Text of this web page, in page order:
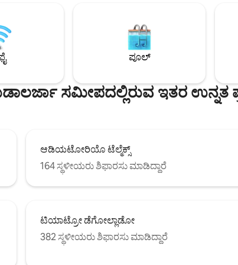
ಬಾಗಿಲ ಬಳಿ ಖಾಸಗಿ ಪಾರ್ಕಿಂಗ್. ಅತ್ಯುತ್ತಮ
ಡೆಲ್ ಸೋಲ್‌ನಿಂದ 5 ನಿಮಿಷಗಳು ಮತ್ತು
ಪ್ರವೇಶ.
ಭದ್ರತಾ ಕ್ಯಾಮರಾಗಳು.
ಅಥವಾ ಕೂಟಗಳಿಲ್ಲ.
ನಾವು ಗುರುತನ್ನು
INE ಅವಧಿ ಮುಗಿದಿಲ್ಲ.
ಪೂಲ್
ಸಮೀಪದಲ್ಲಿರುವ ಇತರ ಉನ್ನತ
ಆಡಿಯಟೋರಿಯೊ ಟೆಲ್ಮೆಕ್ಸ್
164 ಸ್ಥಳೀಯರು ಶಿಫಾರಸು ಮಾಡಿದ್ದಾರೆ
ಟಿಯಾಟ್ರೋ ಡೆಗೋಲ್ಲಾಡೋ
382 ಸ್ಥಳೀಯರು ಶಿಫಾರಸು ಮಾಡಿದ್ದಾರೆ